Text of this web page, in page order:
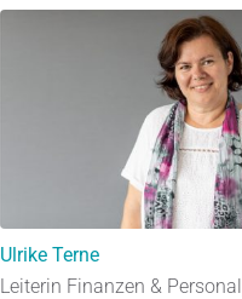
Ulrike Terne
Leiterin Finanzen & Personal,